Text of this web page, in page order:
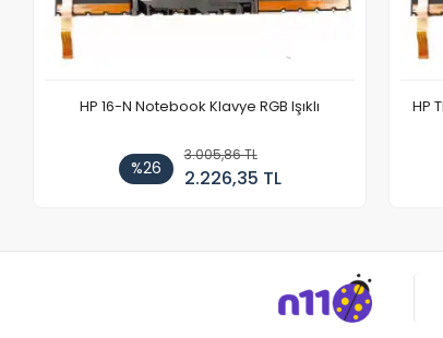
HP 16-N Notebook Klavye RGB Işıklı
%26
3.005,86 TL
2.226,35 TL
HP